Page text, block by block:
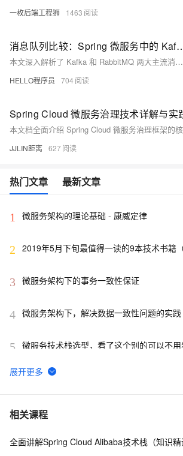
一枚后端工程狮 1463
消息队列比较：Spring 微
本文深入解析了 Kafka 和 RabbitMQ 两大主流消息队列在 Spring 微服务中的应用与对比。内容涵盖消息队列的基本原理、Kafka 与 RabbitMQ 的核心概念、各自优势及典型用例，并结合 Spring 生态的集成方式，帮助开发者根据实际需求选择合适的消息中间件，提升系统解耦、可扩展性与可靠性。
HELLO程序员 704
Spring Cloud 微服务治理技术详解与实
JJLIN距离 627
热门文章 最新文章
1 微服务架构的理论基础 - 康威定律
2 2019年5月下旬最值得一读的9本技术书籍
3 微服务架构下的事务一致性保证
4 微服务架构下，解决数据一致性问题的实践
5 微服务技术栈选型，看了这个别的可以不用
6 微服务架构下分布式事务解决方案 —— 阿里
7 微服务架构
8 ASP.NET Core微服务之基于Consul实现服
相关课程